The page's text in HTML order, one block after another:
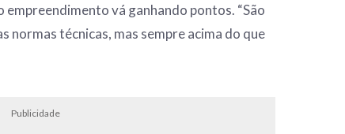
vá ganhando pontos. “São
normas técnicas, mas sempre acima do que
Publicidade